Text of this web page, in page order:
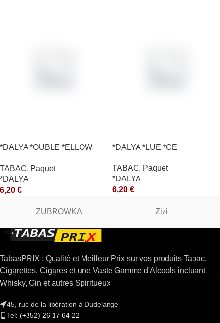
*DALYA *OUBLE *ELLOW
TABAC, Paquet
*DALYA
6,20 €
*DALYA *LUE *CE
TABAC, Paquet
*DALYA
6,20 €
ZUBROWKA Zizi
TabasPRIX : Qualité et Meilleur Prix sur vos produits Tabac,
Cigarettes, Cigares et une Vaste Gamme d'Alcools incluant
Whisky, Gin et autres Spiritueux
45, rue de la libération à Dudelange
Tel: (+352) 26 17 64 22